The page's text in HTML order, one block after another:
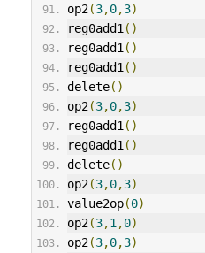
op2(3,0,3)
reg0add1 ()
reg0add1 ()
reg0add1 ()
delete()
op2(3,0,3)
reg0add1 ()
reg0add1 ()
delete()
op2(3,0,3)
value2op(0)
op2(3,1 ,0)
op2(3,0,3)